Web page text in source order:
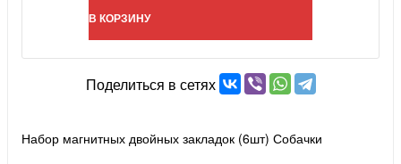
В КОРЗИНУ
Поделиться в сетях
Набор магнитных двойных закладок (6шт) Собачки